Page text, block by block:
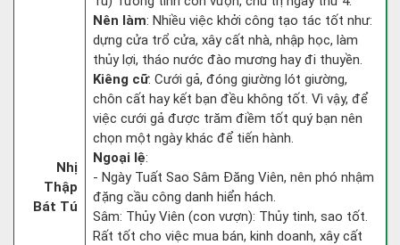
Nhị
Thập
Bát Tú
Nên làm: Nhiều việc khởi công tạo tác tốt như:
dựng cửa trổ cửa, xây cất nhà, nhập học, làm
thủy lợi, tháo nước đào mương hay đi thuyền.
Kiêng cữ: Cưới gả, đóng giường lót giường,
chôn cất hay kết bạn đều không tốt. Vì vậy, để
việc cưới gả được trăm điềm tốt quý bạn nên
chọn một ngày khác để tiến hành.
Ngoại lệ:
- Ngày Tuất Sao Sâm Đăng Viên, nên phó nhậm
đặng cầu công danh hiển hách.
Sâm: Thủy Viên (con vượn): Thủy tinh, sao tốt.
Rất tốt cho việc mua bán, kinh doanh, xây cất